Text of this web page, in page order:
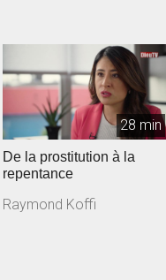
28 min
De la prostitution à la
repentance
Raymond Koffi